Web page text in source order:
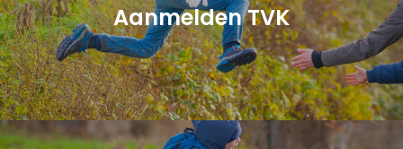
Aanmelden TVK